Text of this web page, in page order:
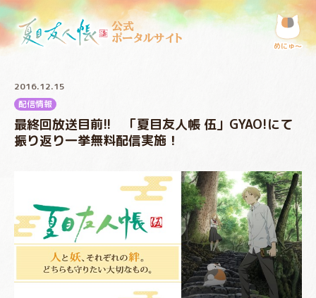
公式
ポータルサイト
めにゅ〜
2016.12.15
配信情報
最終回放送目前!! 「夏目友人帳 伍」GYAO!にて
振り返り一挙無料配信実施！